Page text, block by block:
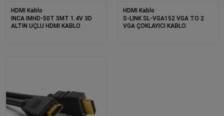
HDMI Kablo
INCA IMHD-50T 5MT 1.4V 3D
ALTIN UÇLU HDMI KABLO
HDMI Kablo
S-LINK SL-VGA152 VGA TO 2
VGA ÇOKLAYICI KABLO